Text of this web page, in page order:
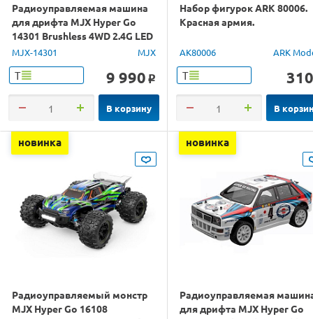
Радиоуправляемая машина
для дрифта MJX Hyper Go
14301 Brushless 4WD 2.4G LED
1/14 RTR
MJX-14301 MJX
Т 9 990 o
В корзину
Набор фигурок ARK 80006.
Красная армия.
AK80006 ARK
Т 310
В
новинка
Радиоуправляемый монстр
MJX Hyper Go 16108
новинка
Радиоуправляемая
для дрифта MJX Hyper Go